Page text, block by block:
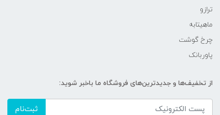
ترازو
ماهیتابه
چرخ گوشت
پاوربانک
از تخفیف‌ها و جدیدترین‌های فروشگاه ما باخبر شوید:
ثبت‌نام